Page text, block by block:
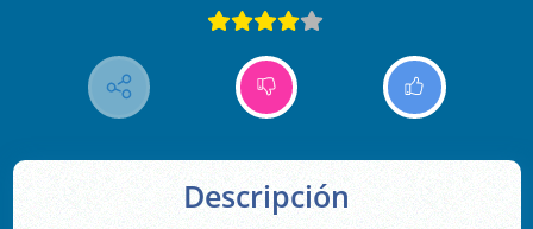
Descripción